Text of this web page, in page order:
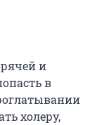
и
в
холеру,